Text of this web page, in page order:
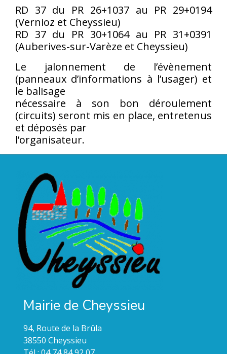
RD 37 du PR 26+1037 au PR 29+0194
(Vernioz et Cheyssieu)
RD 37 du PR 30+1064 au PR 31+0391
(Auberives-sur-Varèze et Cheyssieu)
Le jalonnement de l’évènement
(panneaux d’informations à l’usager) et
le balisage
nécessaire à son bon déroulement
(circuits) seront mis en place, entretenus
et déposés par
l’organisateur.
Mairie de Cheyssieu
94, Route de la Brûla
38550 Cheyssieu